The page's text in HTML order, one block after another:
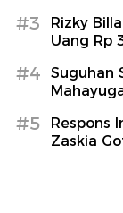
#3
Rizky
Uang Rp
#4
Suguhan
#5
Respons
Zaskia